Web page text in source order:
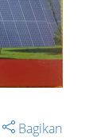
Bagikan